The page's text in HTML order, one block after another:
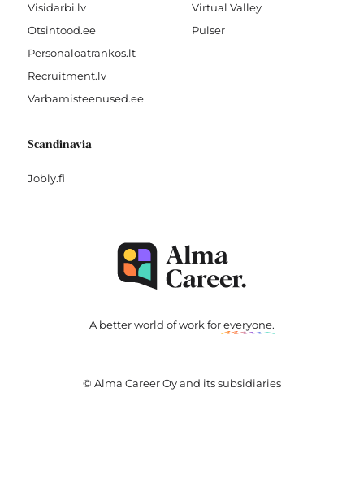
Visidarbi.lv
Otsintood.ee
Personaloatrankos.lt
Recruitment.lv
Varbamisteenused.ee
Virtual Valley
Pulser
Scandinavia
Jobly.fi
A better world of work foreveryone.
© Alma Career Oy and its subsidiaries